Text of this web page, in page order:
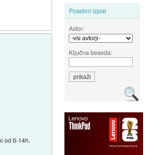
Posebni izpisi
Avtor:
Ključna beseda:
od 6-14h.